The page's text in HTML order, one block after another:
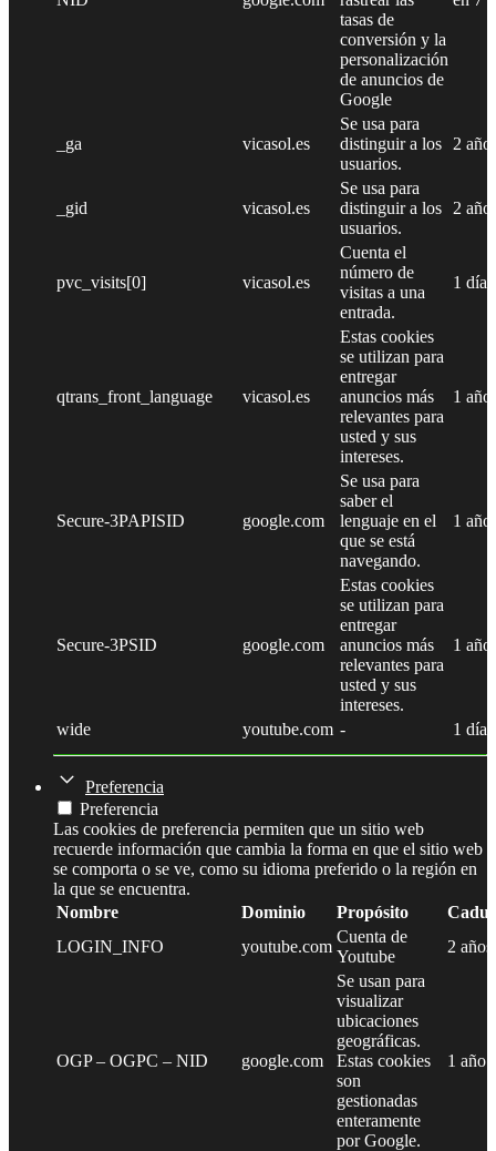
tasas de
conversión y la
personalización
de anuncios de
Google
_ga vicasol.es
Se usa para
distinguir a los
usuarios.
2
_gid vicasol.es
Se usa para
distinguir a los
usuarios.
2
pvc_visits[0] vicasol.es
Cuenta el
número de
visitas a una
entrada.
1 día
qtrans_front_language vicasol.es
Estas cookies
se utilizan para
entregar
anuncios más
relevantes para
usted y sus
intereses.
1 año
Secure-3PAPISID google.com
Se usa para
saber el
lenguaje en el
que se está
navegando.
1 año
Secure-3PSID google.com
Estas cookies
se utilizan para
entregar
anuncios más
relevantes para
usted y sus
intereses.
1 año
wide youtube.com - 1 día
Preferencia
Preferencia
Las cookies de preferencia permiten que un sitio web
recuerde información que cambia la forma en que el sitio web
se comporta o se ve, como su idioma preferido o la región en
la que se encuentra.
Nombre
Dominio Propósito
LOGIN_INFO
youtube.com
Cuenta de
Youtube
2 años
OGP – OGPC – NID google.com
Se usan para
visualizar
ubicaciones
geográficas.
Estas cookies
son
gestionadas
enteramente
por Google.
1 año